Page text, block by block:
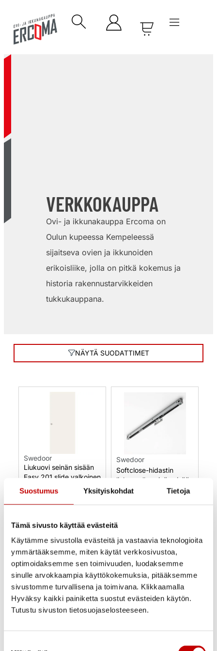
Suostumus Yksityiskohdat Tietoja
Tämä sivusto käyttää evästeitä
Käytämme sivustolla evästeitä ja vastaavia teknologioita
ymmärtääksemme, miten käytät verkkosivustoa,
optimoidaksemme sen toimivuuden, luodaksemme
sinulle arvokkaampia käyttökokemuksia, pitääksemme
sivustomme turvallisena ja toimivana. Klikkaamalla
Hyväksy kaikki painiketta suostut evästeiden käytön.
Tutustu sivuston tietosuojaselosteeseen.
VERKKOKAUPPA
Ovi- ja ikkunakauppa Ercoma on
Oulun kupeessa Kempeleessä
sijaitseva ovien ja ikkunoiden
erikoisliike, jolla on pitkä kokemus ja
historia rakennustarvikkeiden
tukkukauppana.
NÄYTÄ SUODATTIMET
Swedoor
Liukuovi seinän sisään
Easy 201 slide valkoinen
140,00€–205,00
Uusi
Varastossa
Toimitusaika 1–3
arkipäivää
OSTA NYT
Swedoor
Softclose-hidastin
liukuovelle seinän sisään
175,00€(alv 25.5%)
Uusi
Toimitusaika 1–3
arkipäivää
OSTA NYT
Ovi- ja ikkunakauppa Ercoma on Oulun kupeessa